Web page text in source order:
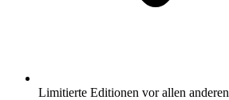
Limitierte Editionen vor allen anderen